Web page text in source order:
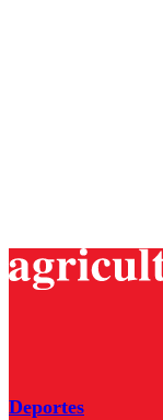
Deportes